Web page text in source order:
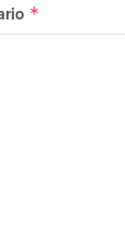
*